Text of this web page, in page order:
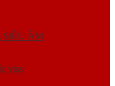
SIÊU ÂM
viss